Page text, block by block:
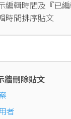
編輯時間及『已
時間排序貼文
牆刪除貼文
者